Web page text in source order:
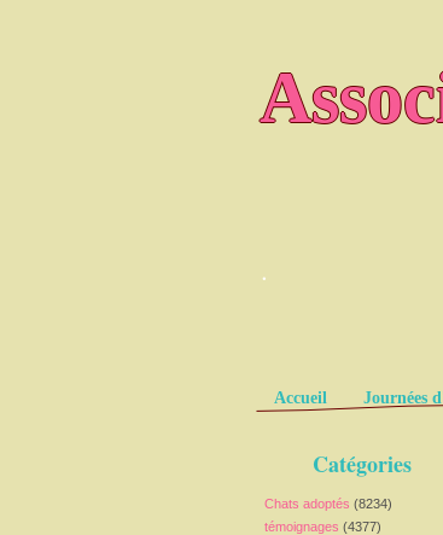
.
Pages
Accueil Journées
Catégories
Chats adoptés (8234)
témoignages (4377)